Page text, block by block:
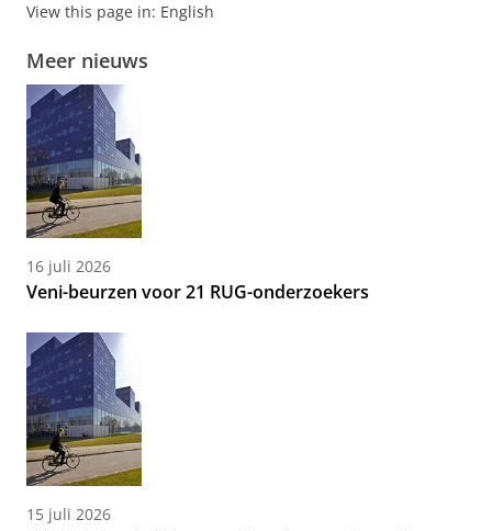
View this page in: English
Meer nieuws
16 juli 2026
Veni-beurzen voor 21 RUG-onderzoekers
15 juli 2026